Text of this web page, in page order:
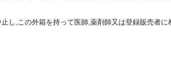
な症状の持続又は増強が見られた場合には,使用
し,この外箱を持って医師,薬剤師又は登録販売者に